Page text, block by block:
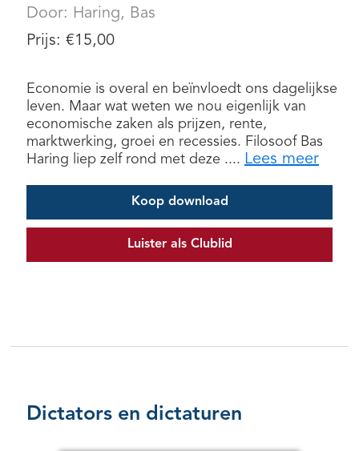
Door: Haring, Bas
Prijs: €15,00
Economie is overal en beïnvloedt ons dagelijkse
leven. Maar wat weten we nou eigenlijk van
economische zaken als prijzen, rente,
marktwerking, groei en recessies. Filosoof Bas
Haring liep zelf rond met deze .... Lees meer
Koop download
Luister als Clublid
Dictators en dictaturen